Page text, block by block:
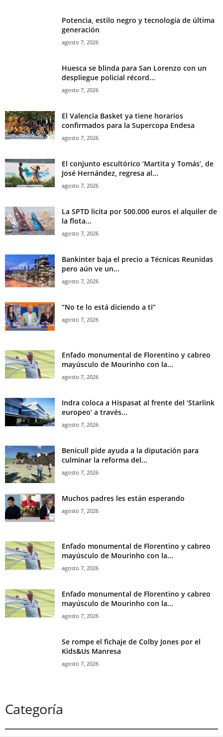
Potencia, estilo negro y tecnología de última
generación
agosto 7, 2026
Huesca se blinda para San Lorenzo con un
despliegue policial récord...
agosto 7, 2026
El Valencia Basket ya tiene horarios
confirmados para la Supercopa Endesa
agosto 7, 2026
El conjunto escultórico ‘Martita y Tomás’, de
José Hernández, regresa al...
agosto 7, 2026
La SPTD licita por 500.000 euros el alquiler de
la flota...
agosto 7, 2026
Bankinter baja el precio a Técnicas Reunidas
pero aún ve un...
agosto 7, 2026
“No te lo está diciendo a ti”
agosto 7, 2026
Enfado monumental de Florentino y cabreo
mayúsculo de Mourinho con la...
agosto 7, 2026
Indra coloca a Hispasat al frente del ‘Starlink
europeo’ a través...
agosto 7, 2026
Benicull pide ayuda a la diputación para
culminar la reforma del...
agosto 7, 2026
Muchos padres les están esperando
agosto 7, 2026
Enfado monumental de Florentino y cabreo
mayúsculo de Mourinho con la...
agosto 7, 2026
Enfado monumental de Florentino y cabreo
mayúsculo de Mourinho con la...
agosto 7, 2026
Se rompe el fichaje de Colby Jones por el
Kids&Us Manresa
agosto 7, 2026
Categoría